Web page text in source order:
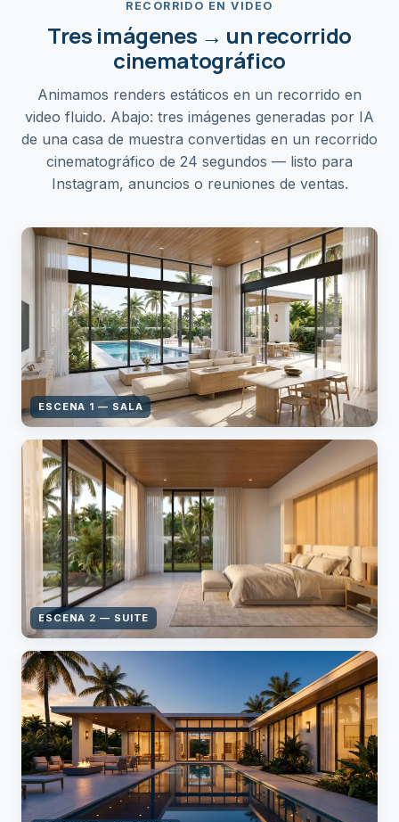
RECORRIDO EN VIDEO
Tres imágenes → un recorrido
cinematográfico
Animamos renders estáticos en un recorrido en
video fluido. Abajo: tres imágenes generadas por IA
de una casa de muestra convertidas en un recorrido
cinematográfico de 24 segundos — listo para
Instagram, anuncios o reuniones de ventas.
ESCENA 1 — SALA
ESCENA 2 — SUITE